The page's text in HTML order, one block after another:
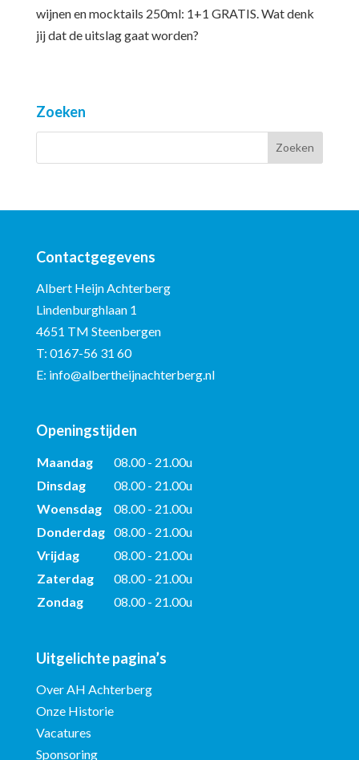
wijnen en mocktails 250ml: 1+1 GRATIS. Wat denk
jij dat de uitslag gaat worden?
Zoeken
Contactgegevens
Albert Heijn Achterberg
Lindenburghlaan 1
4651 TM Steenbergen
T: 0167-56 31 60
E: info@albertheijnachterberg.nl
Openingstijden
Maandag
08.00 - 21.00u
Dinsdag
08.00 - 21.00u
Woensdag
08.00 - 21.00u
Donderdag 08.00 - 21.00u
Vrijdag
08.00 - 21.00u
Zaterdag
08.00 - 21.00u
Zondag
08.00 - 21.00u
Uitgelichte pagina’s
Over AH Achterberg
Onze Historie
Vacatures
Sponsoring